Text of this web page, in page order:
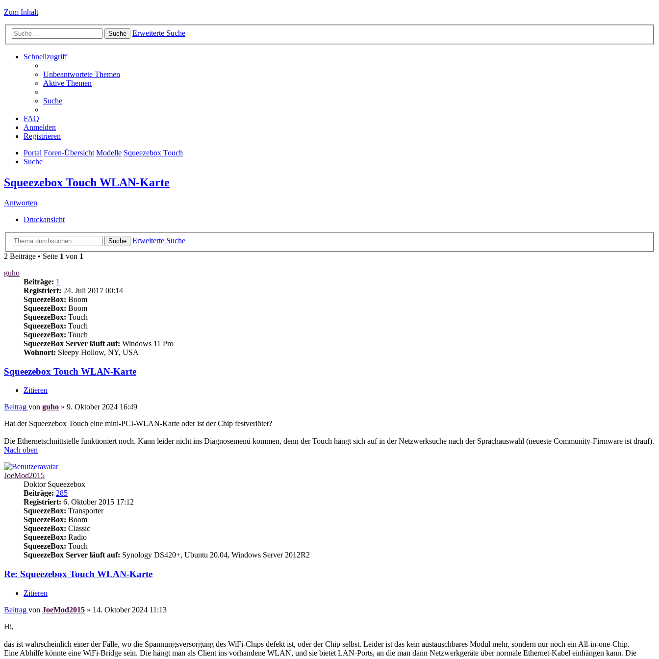
Zum Inhalt
Suche Erweiterte Suche
Schnellzugriff
Unbeantwortete Themen
Aktive Themen
Suche
FAQ
Anmelden
Registrieren
Portal Foren-Übersicht Modelle Squeezebox Touch
Suche
Squeezebox Touch WLAN-Karte
Antworten
Druckansicht
Suche
Erweiterte Suche
2 Beiträge • Seite 1 von 1
guho
Beiträge: 1
Registriert: 24. Juli 2017 00:14
SqueezeBox: Boom
SqueezeBox: Boom
SqueezeBox: Touch
SqueezeBox: Touch
SqueezeBox: Touch
SqueezeBox Server läuft auf: Windows 11 Pro
Wohnort: Sleepy Hollow, NY, USA
Squeezebox Touch WLAN-Karte
Zitieren
Beitrag von guho » 9. Oktober 2024 16:49
Hat der Squeezebox Touch eine mini-PCI-WLAN-Karte oder ist der Chip festverlötet?
Die Ethernetschnittstelle funktioniert noch. Kann leider nicht ins Diagnosemenü kommen, denn der Touch hängt sich auf in der Netzwerksuche nach der Sprachauswahl (neueste Community-Firmware ist drauf).
Nach oben
JoeMod2015
Doktor Squeezebox
Beiträge: 285
Registriert: 6. Oktober 2015 17:12
SqueezeBox: Transporter
SqueezeBox: Boom
SqueezeBox: Classic
SqueezeBox: Radio
SqueezeBox: Touch
SqueezeBox Server läuft auf: Synology DS420+, Ubuntu 20.04, Windows Server 2012R2
Re: Squeezebox Touch WLAN-Karte
Zitieren
Beitrag von JoeMod2015 » 14. Oktober 2024 11:13
Hi,
das ist wahrscheinlich einer der Fälle, wo die Spannungsversorgung des WiFi-Chips defekt ist, oder der Chip selbst. Leider ist das kein austauschbares Modul mehr, sondern nur noch ein All-in-one-Chip.
Eine Abhilfe könnte eine WiFi-Bridge sein. Die hängt man als Client ins vorhandene WLAN, und sie bietet LAN-Ports, an die man dann Netzwerkgeräte über normale Ethernet-Kabel einhängen kann. Die